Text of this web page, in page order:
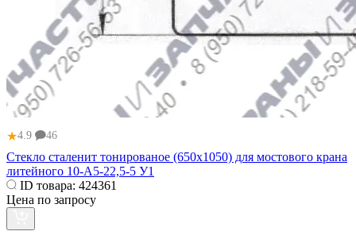
★4.9 46
Стекло сталенит тонированое (650x1050) для мостового крана
литейного 10-А5-22,5-5 У1
ID товара: 424361
Цена по запросу